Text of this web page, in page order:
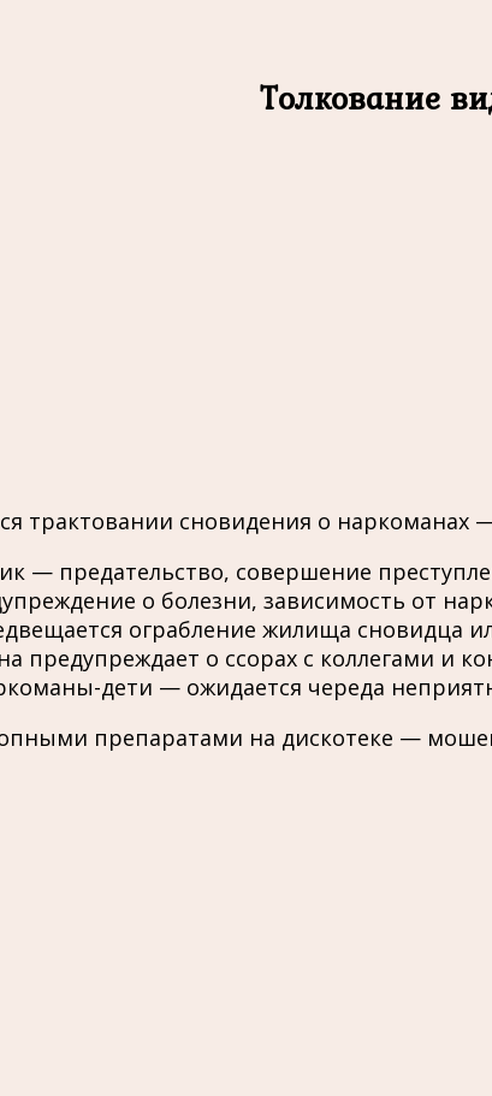
Толкование
трактовании сновидения о
— предательство, совершение
о болезни, зависимость от
ограбление жилища сновидца
предупреждает о ссорах с коллегами и
дети — ожидается череда
препаратами на дискотеке —